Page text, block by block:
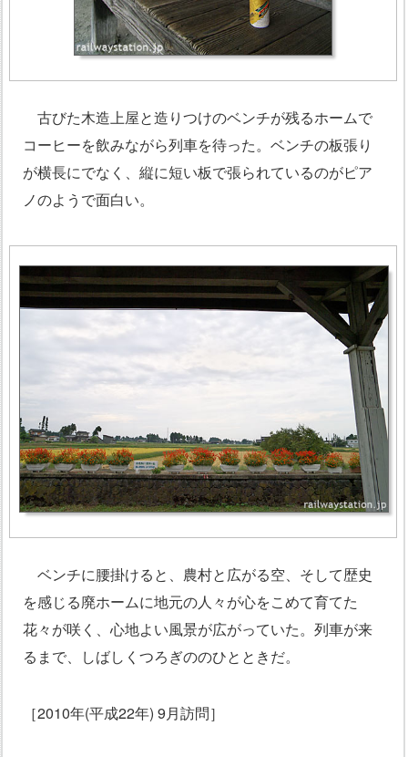
古びた木造上屋と造りつけのベンチが残るホームで
コーヒーを飲みながら列車を待った。ベンチの板張り
が横長にでなく、縦に短い板で張られているのがピア
ノのようで面白い。
ベンチに腰掛けると、農村と広がる空、そして歴史
を感じる廃ホームに地元の人々が心をこめて育てた
花々が咲く、心地よい風景が広がっていた。列車が来
るまで、しばしくつろぎののひとときだ。
［2010年(平成22年) 9月訪問］